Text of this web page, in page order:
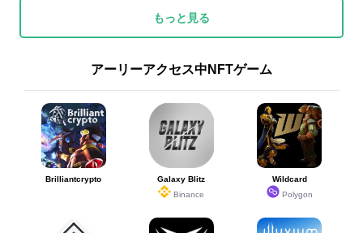
もっと見る
アーリーアクセス中NFTゲーム
Brilliantcrypto
Galaxy Blitz
Binance
Wildcard
Polygon